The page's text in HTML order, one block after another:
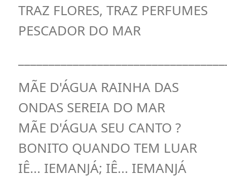
TRAZ FLORES, TRAZ PERFUMES
PESCADOR DO MAR
MÃE D'ÁGUA RAINHA DAS
ONDAS SEREIA DO MAR
MÃE D'ÁGUA SEU CANTO ?
BONITO QUANDO TEM LUAR
IÊ... IEMANJÁ; IÊ... IEMANJÁ